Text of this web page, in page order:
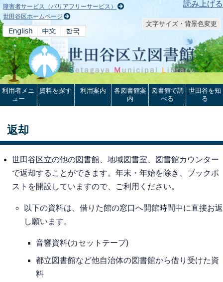
本文へ 読み上げる
障害者サービス（バリアフリーサービス）
世田谷区ホームページ
文字サイズ・背景色変更
利用者メニ
ュー
資料を探す 利用案内
各図書館案
内
図書館で調
べる
世田谷を知
る
返却
世田谷区立の他の図書館、地域図書室、図書館カウンター
で返却することができます。年末・年始を除き、ブックポ
ストを開設していますので、ご利用ください。
以下の資料は、借りた館の窓口へ開館時間中に直接お返
し願います。
音響資料(カセットテープ)
都立図書館など他自治体の図書館から借り受けた資
料